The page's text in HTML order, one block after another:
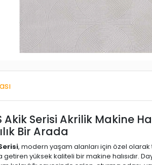
Akik Serisi Akrilik Makine
Bir Arada
, modern yaşam alanları için özel olarak
yüksek kaliteli bir makine halısıdır.